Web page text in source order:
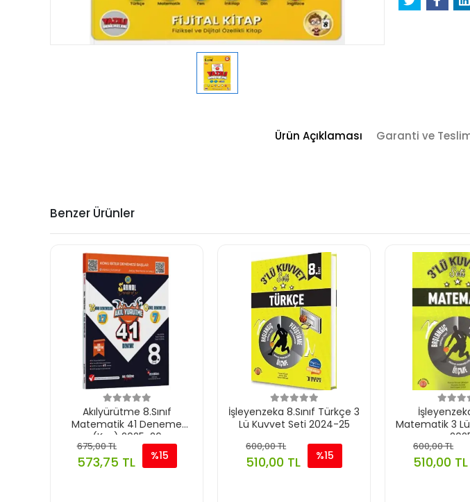
Ürün Açıklaması Garanti ve
Benzer Ürünler
Akılyürütme 8.Sınıf
Matematik 41 Deneme
(Ksg) 2025-26
675,00 TL
573,75 TL %15
İşleyenzeka 8.Sınıf Türkçe 3
Lü Kuvvet Seti 2024-25
600,00 TL
510,00 TL %15
Matematik 3
600,00 TL
510,00 TL